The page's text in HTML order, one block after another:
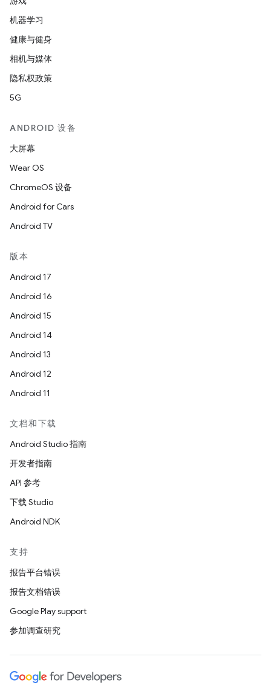
机器学习
健康与健身
相机与媒体
隐私权政策
5G
ANDROID 设备
大屏幕
Wear OS
ChromeOS 设备
Android for Cars
Android TV
版本
Android 17
Android 16
Android 15
Android 14
Android 13
Android 12
Android 11
文档和下载
Android Studio 指南
开发者指南
API 参考
下载 Studio
Android NDK
支持
报告平台错误
报告文档错误
Google Play support
参加调查研究